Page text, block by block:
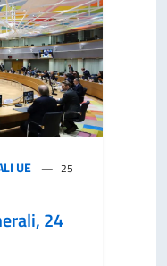
UE
25
24